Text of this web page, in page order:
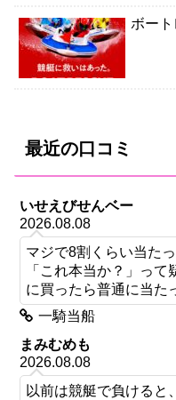
ボー
最近の口コミ
いせえびせんベー
2026.08.08
マジで8割くらい当た
「これ本当か？」っ
に買ったら普通に当た
一騎当船
まみむめも
2026.08.08
以前は競艇で負けると